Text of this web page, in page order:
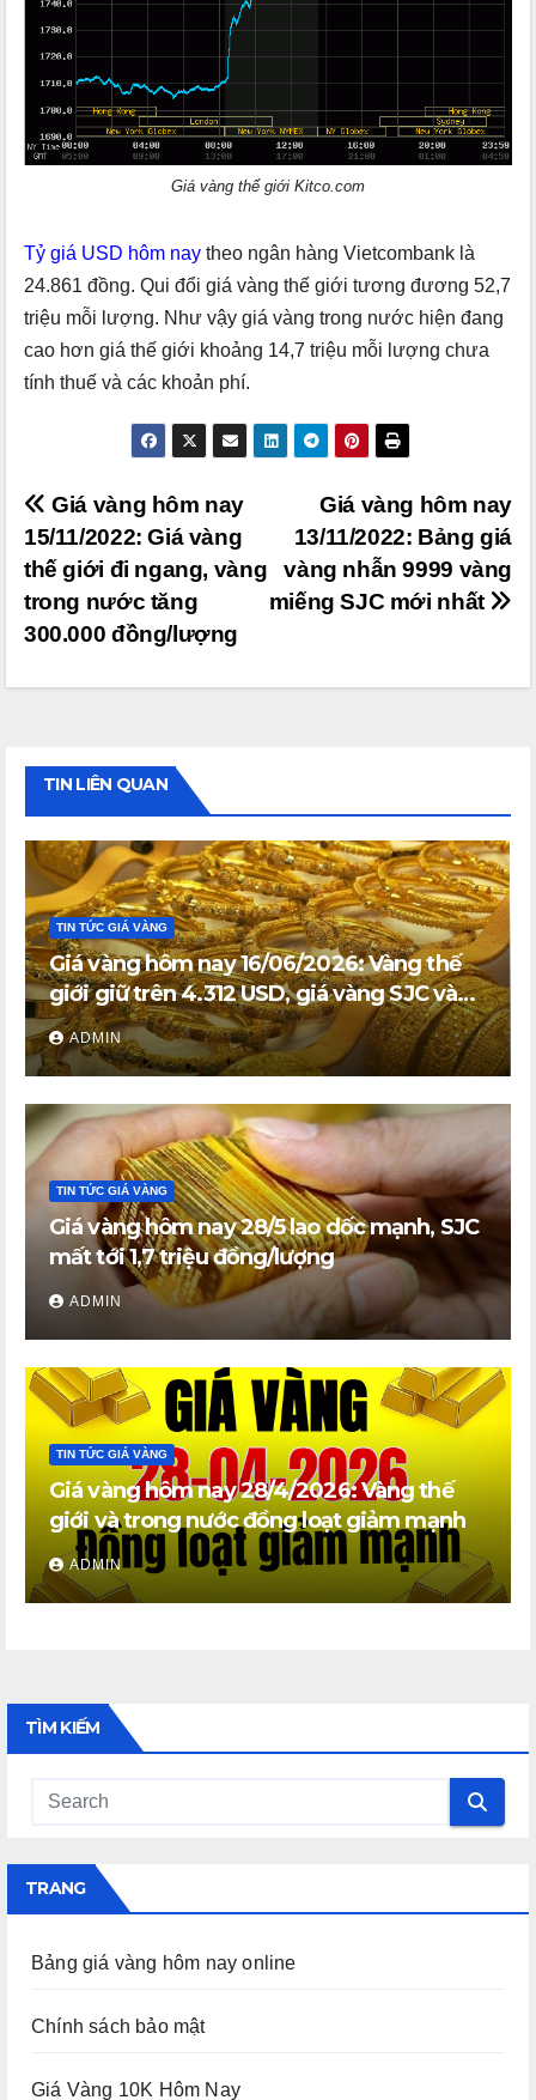
Giá vàng thế giới Kitco.com
Tỷ giá USD hôm nay theo ngân hàng Vietcombank là
24.861 đồng. Qui đổi giá vàng thế giới tương đương 52,7
triệu mỗi lượng. Như vậy giá vàng trong nước hiện đang
cao hơn giá thế giới khoảng 14,7 triệu mỗi lượng chưa
tính thuế và các khoản phí.
Điều
hướng
bài
viết
Giá vàng hôm nay
13/11/2022: Bảng giá
vàng nhẫn 9999 vàng
miếng SJC mới nhất
Giá vàng hôm nay
15/11/2022: Giá vàng
thế giới đi ngang, vàng
trong nước tăng
300.000 đồng/lượng
TIN LIÊN QUAN
TIN TỨC GIÁ VÀNG
Giá vàng hôm nay 16/06/2026: Vàng thế
giới giữ trên 4.312 USD, giá vàng SJC và
vàng nhẫn trong nước đi ngang
ADMIN
TIN TỨC GIÁ VÀNG
Giá vàng hôm nay 28/5 lao dốc mạnh, SJC
mất tới 1,7 triệu đồng/lượng
ADMIN
TIN TỨC GIÁ VÀNG
Giá vàng hôm nay 28/4/2026: Vàng thế
giới và trong nước đồng loạt giảm mạnh
ADMIN
TÌM KIẾM
TRANG
Bảng giá vàng hôm nay online
Chính sách bảo mật
Giá Vàng 10K Hôm Nay